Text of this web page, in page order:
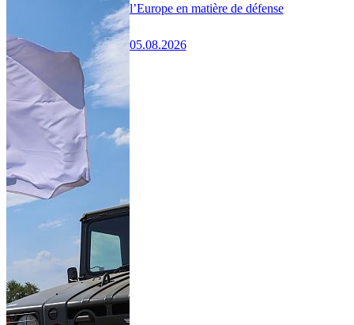
l’Europe en matière de défense
05.08.2026